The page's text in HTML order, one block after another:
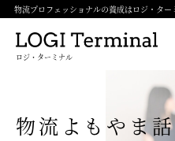
物流プロフェッショナルの養成はロジ・ター
ロジ・ターミナル
物流よもやま話